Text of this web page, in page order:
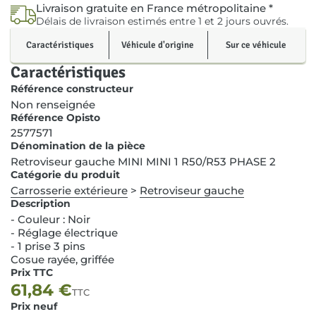
Livraison gratuite en France métropolitaine *
Délais de livraison estimés entre 1 et 2 jours ouvrés.
Caractéristiques Véhicule d'origine Sur ce véhicule
Caractéristiques
Référence constructeur
Non renseignée
Référence Opisto
2577571
Dénomination de la pièce
Retroviseur gauche MINI MINI 1 R50/R53 PHASE 2
Catégorie du produit
Carrosserie extérieure > Retroviseur gauche
Description
- Couleur : Noir
- Réglage électrique
- 1 prise 3 pins
Cosue rayée, griffée
Prix TTC
61,84 €TTC
Prix neuf